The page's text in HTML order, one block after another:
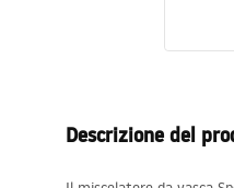
Descrizione del